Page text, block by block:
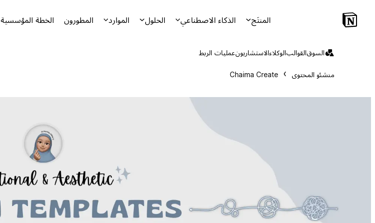
المنتَج الذكاء الاصطناعي الحلول الموارد المطورون الخطة المؤسسية
السوقالقوالبالوكلاءالاستشاريونعمليات الربط
منشئو المحتوى Chaima Create